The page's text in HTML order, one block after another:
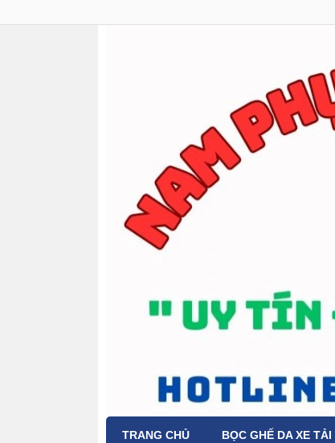
TRANG CHỦ BỌC GHẾ DA XE TẢI